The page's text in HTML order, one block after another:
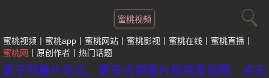
蜜桃视频
蜜桃视频 蜜桃app 蜜桃网站 蜜桃影视 蜜桃在线
蜜桃直播
蜜桃网
原创作者 热门话题
黑子网看片吃瓜，更多内部图片和独家视频：点击